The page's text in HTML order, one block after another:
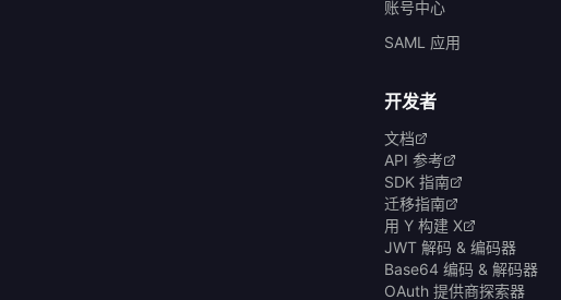
账号中心
SAML 应用
开发者
文档
API 参考
SDK 指南
迁移指南
用 Y 构建 X
JWT 解码 & 编码器
Base64 编码 & 解码器
OAuth 提供商探索器